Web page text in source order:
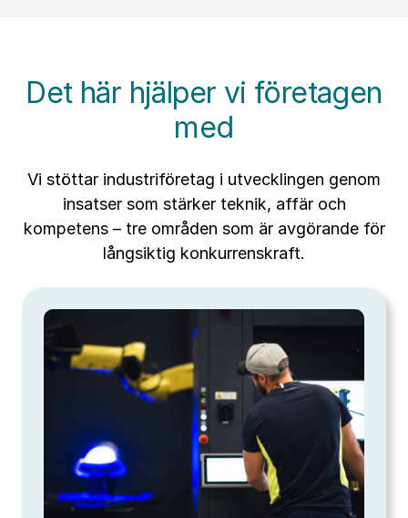
Det här hjälper vi företagen
med
Vi stöttar industriföretag i utvecklingen genom
insatser som stärker teknik, affär och
kompetens – tre områden som är avgörande för
långsiktig konkurrenskraft.